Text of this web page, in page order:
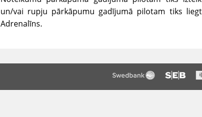
un/vai rupju pārkāpumu gadījumā pilotam tiks
Adrenalīns.